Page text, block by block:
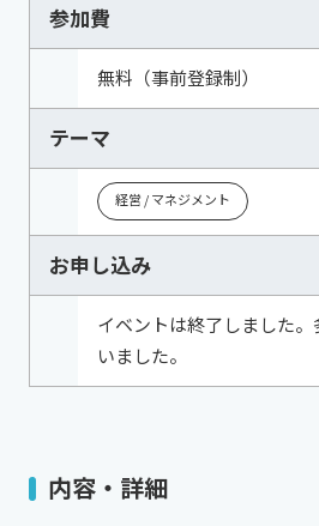
参加費
無料（事前登録制）
テーマ
経営 / マネジメント
お申し込み
イベントは終了しました
いました。
内容・詳細